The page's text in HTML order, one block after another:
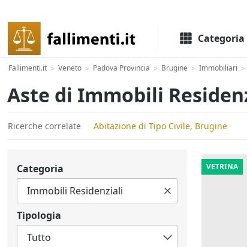
Categoria
Fallimenti.it > Veneto > Padova Provincia > Brugine > Immobiliari >
Aste di Immobili
Ricerche correlate Abitazione di Tipo Civile, Brugine
Categoria
Tipologia
VETRINA